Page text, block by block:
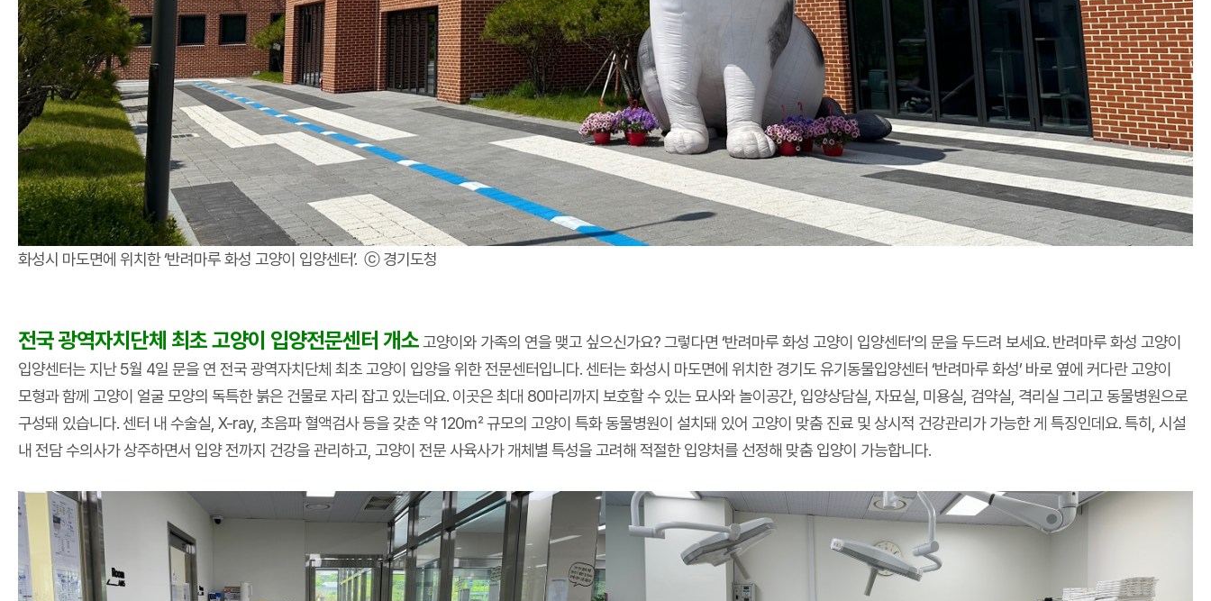
화성시 마도면에 위치한 ‘반려마루 화성 고양이 입양센터’. ⓒ 경기도청
전국 광역자치단체 최초 고양이 입양전문센터 개소고양이와 가족의 연을 맺고 싶으신가요? 그렇다면 ‘반려마루 화성 고양이 입양센터’의 문을 두드려 보세요. 반려마루 화성 고양이
입양센터는 지난 5월 4일 문을 연 전국 광역자치단체 최초 고양이 입양을 위한 전문센터입니다. 센터는 화성시 마도면에 위치한 경기도 유기동물입양센터 ‘반려마루 화성’ 바로 옆에 커다란 고양이
모형과 함께 고양이 얼굴 모양의 독특한 붉은 건물로 자리 잡고 있는데요. 이곳은 최대 80마리까지 보호할 수 있는 묘사와 놀이공간, 입양상담실, 자묘실, 미용실, 검약실, 격리실 그리고 동물병원으로
구성돼 있습니다. 센터 내 수술실, X-ray, 초음파 혈액검사 등을 갖춘 약 120㎡ 규모의 고양이 특화 동물병원이 설치돼 있어 고양이 맞춤 진료 및 상시적 건강관리가 가능한 게 특징인데요. 특히, 시설
내 전담 수의사가 상주하면서 입양 전까지 건강을 관리하고, 고양이 전문 사육사가 개체별 특성을 고려해 적절한 입양처를 선정해 맞춤 입양이 가능합니다.